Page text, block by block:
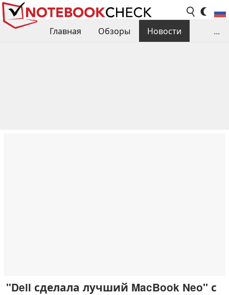
Главная Обзоры
Новости
...
"Dell сделала лучший MacBook Neo" с